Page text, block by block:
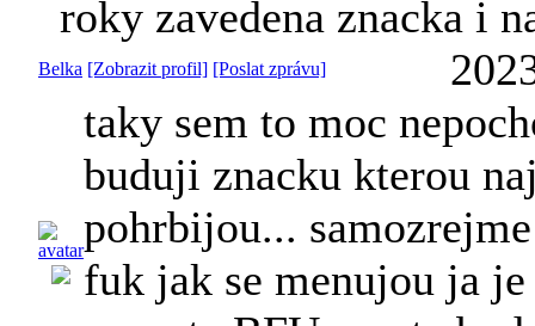
roky zavedena znacka i
Belka [Zobrazit profil] [Poslat zprávu]
taky sem to moc
buduji znacku kterou
pohrbijou...
fuk jak se menujou ja